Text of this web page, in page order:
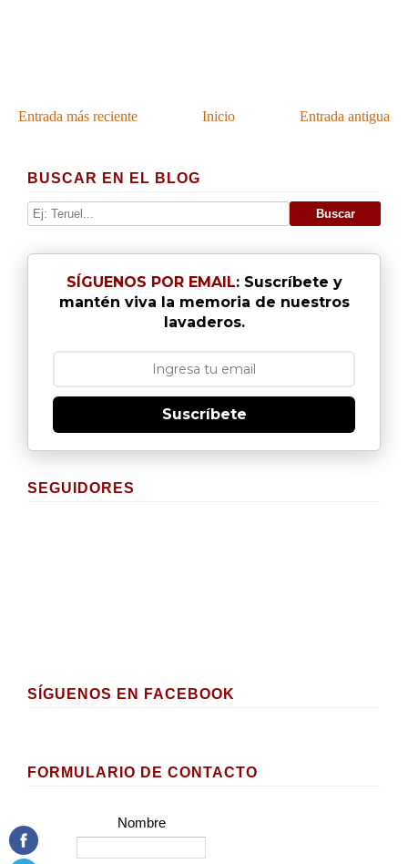
Entrada más reciente Entrada antigua
Inicio
BUSCAR EN EL BLOG
SÍGUENOS POR EMAIL: Suscríbete y
mantén viva la memoria de nuestros
lavaderos.
Suscríbete
SEGUIDORES
SÍGUENOS EN FACEBOOK
FORMULARIO DE CONTACTO
Nombre